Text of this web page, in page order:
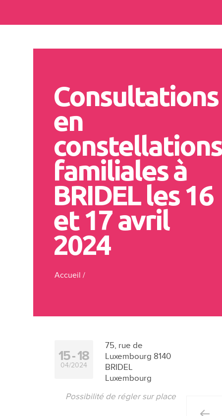
Consultations
en
constellations
familiales à
BRIDEL les 16
et 17 avril
2024
Accueil /
15 18
04/2024
75, rue de
Luxembourg 8140
BRIDEL
Luxembourg
Possibilité de régler sur place